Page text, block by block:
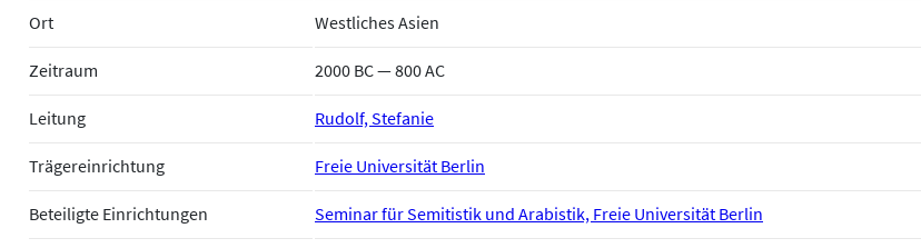
Ort Westliches Asien
Zeitraum 2000 BC — 800 AC
Leitung Rudolf, Stefanie
Trägereinrichtung Freie Universität Berlin
Beteiligte Einrichtungen Seminar für Semitistik und Arabistik, Freie Universität Berlin